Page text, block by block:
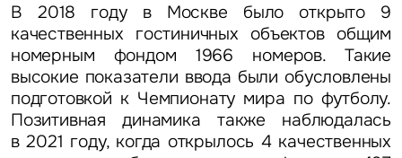
В 2018 году в Москве было открыто 9
качественных гостиничных объектов общим
номерным фондом 1966 номеров. Такие
высокие показатели ввода были обусловлены
подготовкой к Чемпионату мира по футболу.
Позитивная динамика также наблюдалась
в 2021 году, когда открылось 4 качественных